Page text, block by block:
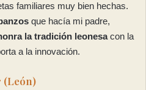
familiares muy bien hechas.
que hacía mi padre,
la tradición leonesacon la
a la innovación.
(León)